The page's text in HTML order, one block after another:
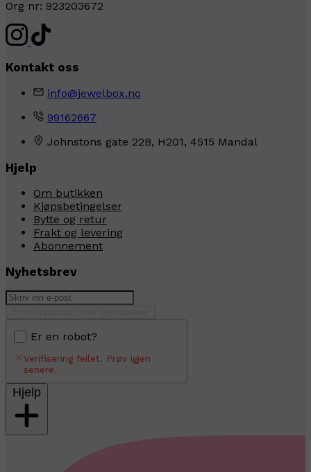
Org nr: 923203672
Kontakt oss
info@jewelbox.no
99162667
Johnstons gate 22B, H201, 4515 Mandal
Hjelp
Om butikken
Kjøpsbetingelser
Bytte og retur
Frakt og levering
Abonnement
Nyhetsbrev
Er en robot?
Verifisering feilet. Prøv igjen
senere.
Hjelp